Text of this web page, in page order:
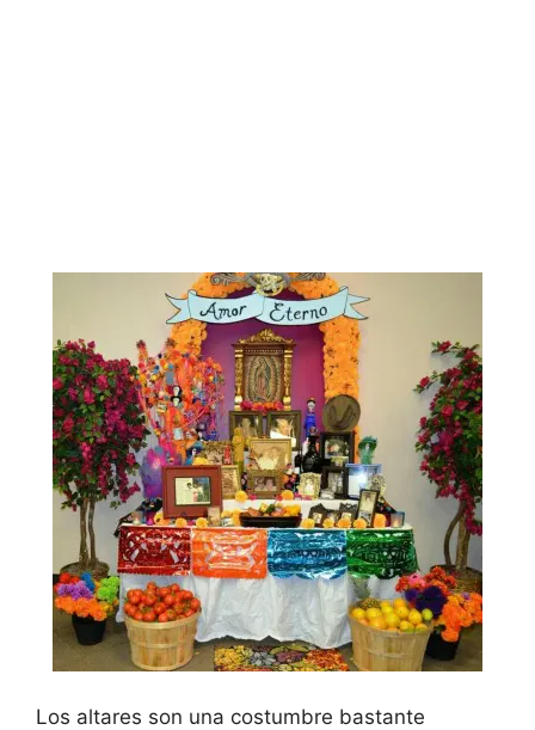
Los altares son una costumbre bastante